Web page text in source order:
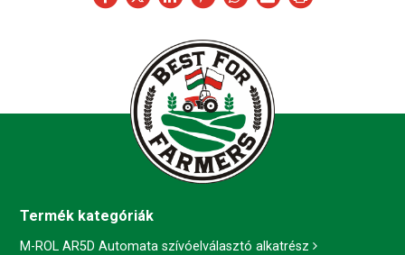
Termék kategóriák
M-ROL AR5D Automata szívóelválasztó alkatrész